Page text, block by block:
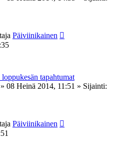
Päiviinikainen
tapahtumat
» 08 Heinä 2014, 11:51 » Sijainti:
Päiviinikainen